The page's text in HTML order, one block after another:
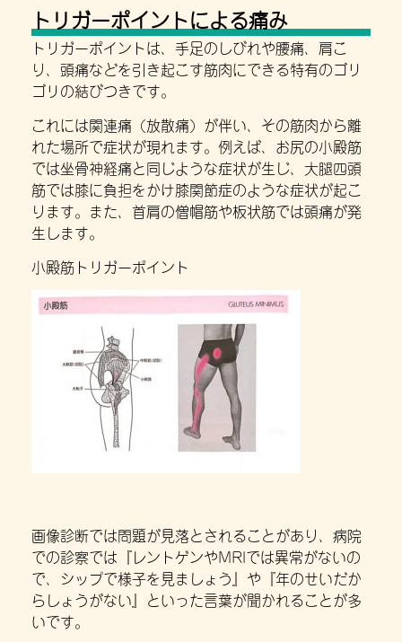
トリガーポイントによる痛み
トリガーポイントは、手足のしびれや腰痛、肩こ
り、頭痛などを引き起こす筋肉にできる特有のゴリ
ゴリの結びつきです。
これには関連痛（放散痛）が伴い、その筋肉から離
れた場所で症状が現れます。例えば、お尻の小殿筋
では坐骨神経痛と同じような症状が生じ、大腿四頭
筋では膝に負担をかけ膝関節症のような症状が起こ
ります。また、首肩の僧帽筋や板状筋では頭痛が発
生します。
小殿筋トリガーポイント
画像診断では問題が見落とされることがあり、病院
での診察では『レントゲンやMRIでは異常がないの
で、シップで様子を見ましょう』や『年のせいだか
らしょうがない』といった言葉が聞かれることが多
いです。